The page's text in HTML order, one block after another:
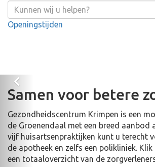
Openingstijden
Samen voor betere
Gezondheidscentrum Krimpen is een
de Groenendaal met een breed aanbod
vijf huisartsenpraktijken kunt u terecht
de apotheek en zelfs een polikliniek.
een totaaloverzicht van de